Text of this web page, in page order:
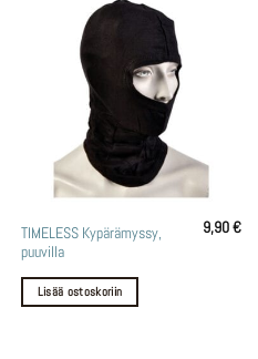
TIMELESS Kypärämyssy,
puuvilla
9,90€
Lisää ostoskoriin